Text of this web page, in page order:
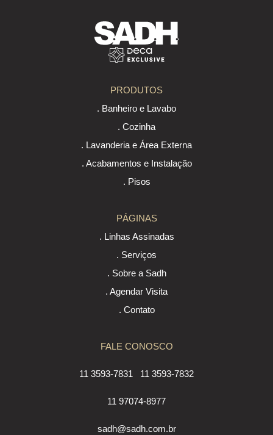
PRODUTOS
. Banheiro e Lavabo
. Cozinha
. Lavanderia e Área Externa
. Acabamentos e Instalação
. Pisos
PÁGINAS
. Linhas Assinadas
. Serviços
. Sobre a Sadh
. Agendar Visita
. Contato
FALE CONOSCO
11 3593-7831 11 3593-7832
11 97074-8977
sadh@sadh.com.br